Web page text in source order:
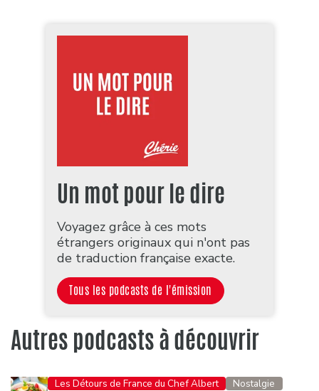
Un mot pour le dire
Voyagez grâce à ces mots
étrangers originaux qui n'ont pas
de traduction française exacte.
Tous les podcasts de l'émission
Autres podcasts à découvrir
Les Détours de France du Chef Albert Nostalgie